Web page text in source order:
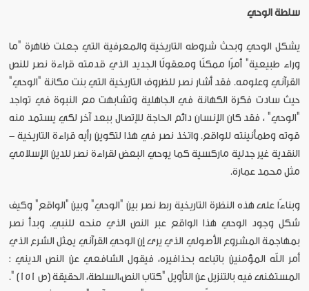
سلطة الوحي
يشكل الوحي وبحث شروطه التاريخية والمعرفية التي جعلت ظاهرة "ما
وراء طبيعية" أمرًا ممكنًا ومعقولًا الجديد الذي قدمته قراءة نصر للنص
القرآني وعلومه. فقد أشار نصر للظروف التاريخية التي بنت مكانة "الوحي"
حيث سادت فكرة الكهانة في الجاهلية وتشابهت مع النبوة في تواجد
"الوحي" ، فقد كان الإنسان دائم الحاجة للإتصال ببعد آخر لكي يستمد منه
قوته وطمأنينته للواقع. واتخذ نصر في هذا لتكوين رأيه قراءة التاريخية -
النقدية غير جدلية ماركسية كما يوحي البعض لقراءة نصر للدين الإسلامي
مثل محمد عمارة.
وبناءًا على هذه النظرة التاريخية ربط نصر بين "الوحي" وبين "الواقع" وكيف
شكل وجود الوحي هذا الواقع عبر النص الذي منحه للنبي. وبدأ نصر
بمهاجمة المشروع الأصولي الذي يرى إن الوحي القرآني يمثل الشرع الذي
أمر الله المؤمنين باتباعه بحذافيره، فيقول الشافعي عن النص الديني :
المستغنى فيه بالتنزيل عن التأويل "كتاب النص،السلطة، الحقيقة (ص 151) ".